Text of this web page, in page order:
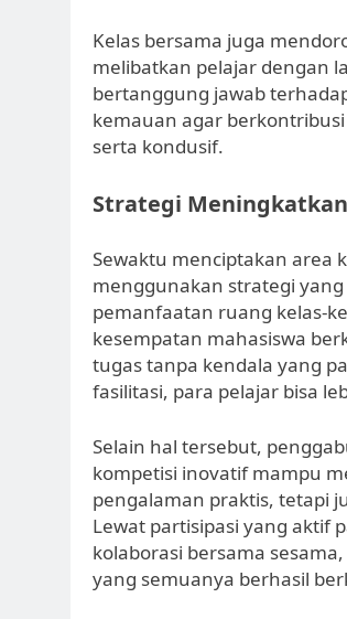
Kelas bersama juga
melibatkan pelajar dengan
bertanggung jawab
kemauan agar
serta kondusif.
Strategi
Sewaktu menciptakan area
menggunakan strategi
pemanfaatan ruang kelas-
kesempatan mahasiswa
tugas tanpa kendala yang
fasilitasi, para pelajar bisa
Selain hal tersebut,
kompetisi inovatif mampu
pengalaman praktis, tetapi
Lewat partisipasi yang aktif
kolaborasi bersama
yang semuanya berhasil